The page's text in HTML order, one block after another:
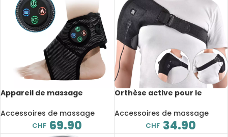
Appareil de massage
compression de l’air,
vibration électrique
multifonctionnelle
Accessoires de massage
CHF 69.90
Orthèse active pour le
stabilisation de l’articulation
de l’épaule, chauffante et
ajustable, thérapie
Accessoires de massage
CHF 34.90